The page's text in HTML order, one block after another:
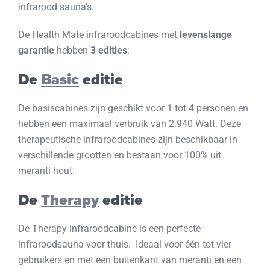
infrarood sauna’s.
De Health Mate infraroodcabines met levenslange
garantiehebben 3 edities:
DeBasiceditie
De basiscabines zijn geschikt voor 1 tot 4 personen en
hebben een maximaal verbruik van 2.940 Watt. Deze
therapeutische infraroodcabines zijn beschikbaar in
verschillende grootten en bestaan voor 100% uit
meranti hout.
DeTherapyeditie
De Therapy infraroodcabine is een perfecte
infraroodsauna voor thuis. Ideaal voor één tot vier
gebruikers en met een buitenkant van meranti en een